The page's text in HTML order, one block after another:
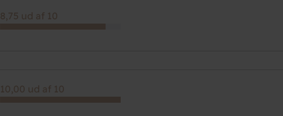
8,75 ud af 10
10,00 ud af 10